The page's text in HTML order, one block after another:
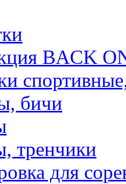
BACK
бичи
тренчики
для